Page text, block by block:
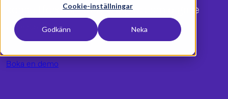
Cookie-inställningar
Godkänn Neka
language
Svenska
English
English (UK)
Logga in
konsultföretag kan ge dig ett smidigare
arbetsflöde.
Boka en demo